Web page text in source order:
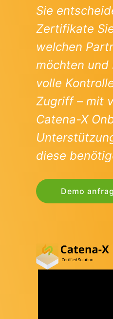
Sie
Zertifikate
welchen
möchten und
volle
Zugriff – mit
Catena-X
diese
Demo